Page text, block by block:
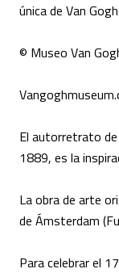
única de Van
© Museo Van
El autorretrato
1889, es la
La obra de arte
de Ámsterdam
Para celebrar el